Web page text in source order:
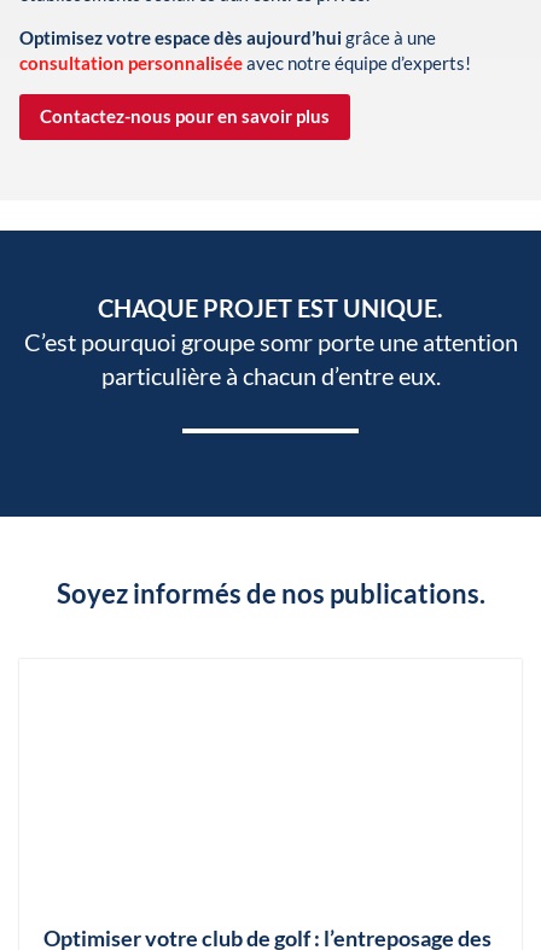
Optimisez votre espace dès aujourd’huigrâce à une
consultation personnaliséeavec notre équipe d’experts!
Contactez-nous pour en savoir plus
CHAQUE PROJET EST UNIQUE.
C’est pourquoi groupe somr porte une attention
particulière à chacun d’entre eux.
Soyez informés de nos publications.
Optimiser votre club de golf : l’entreposage des